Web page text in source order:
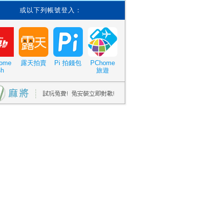
或以下列帳號登入：
露天拍賣 Pi 拍錢包
PChome
旅遊